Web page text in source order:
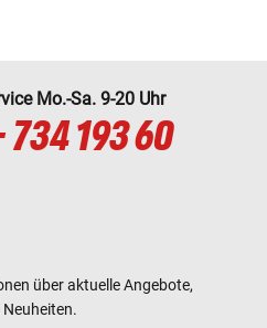
Mo.-Sa. 9-20 Uhr
193 60
über aktuelle Angebote,